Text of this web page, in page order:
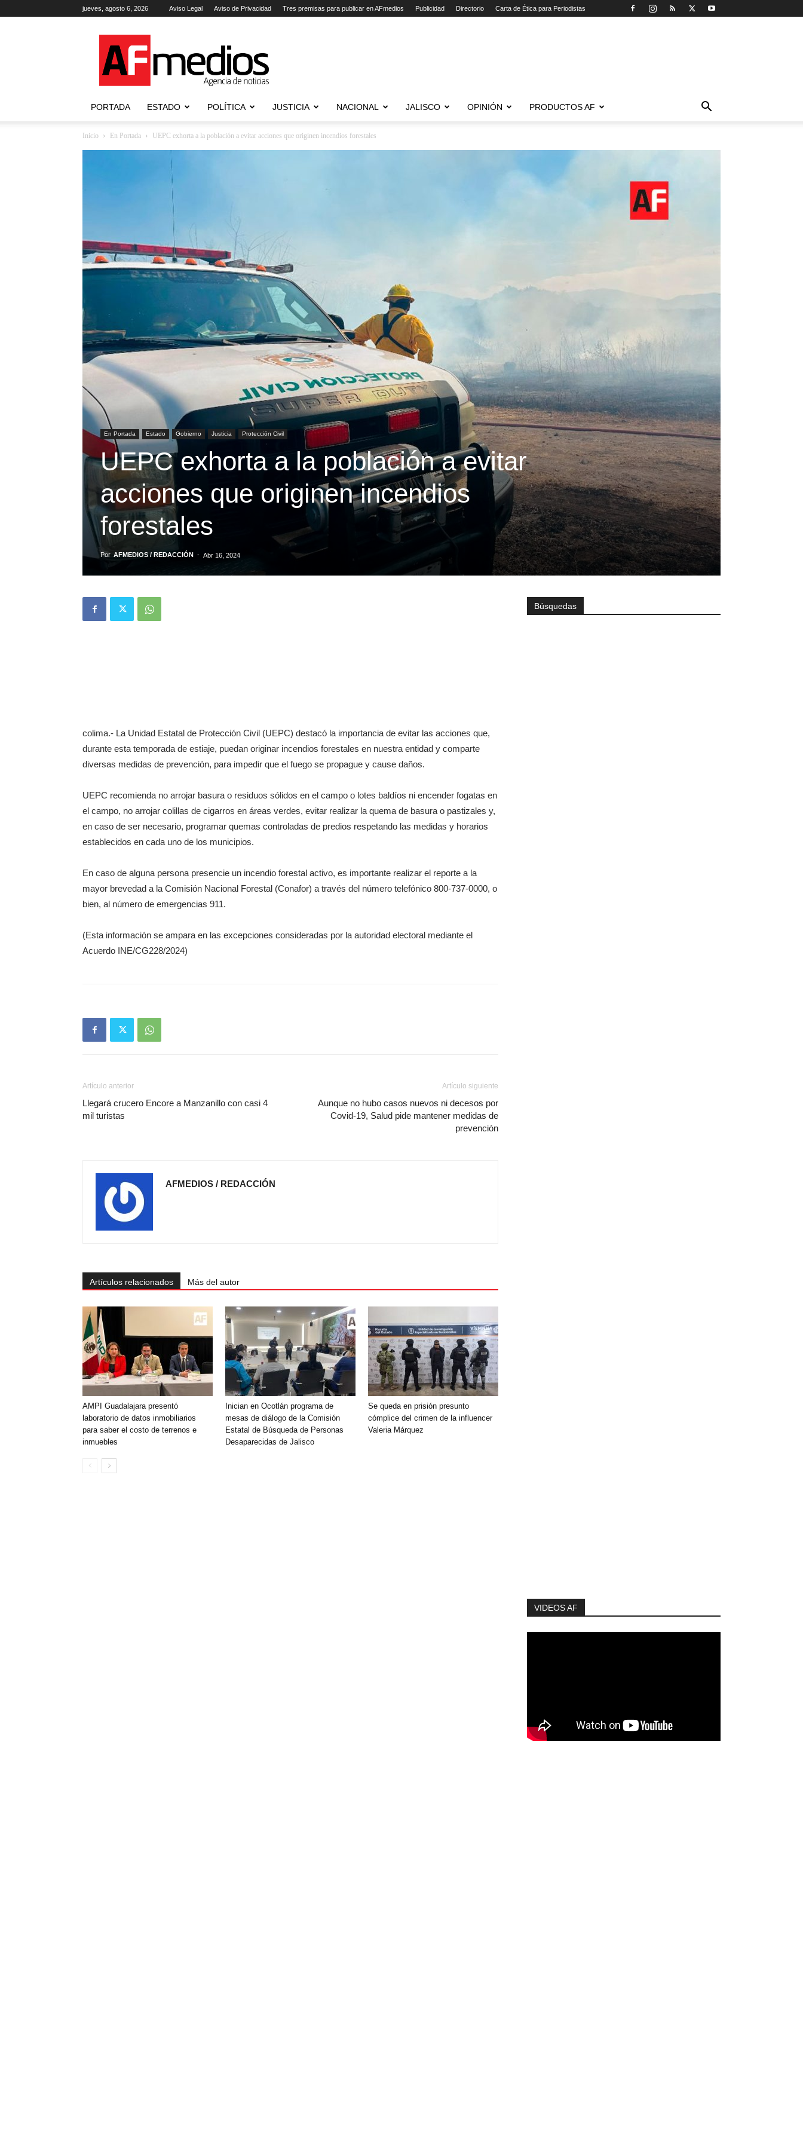
jueves, agosto 6, 2026 Aviso Legal Aviso de Privacidad Tres premisas para publicar en AFmedios Publicidad Directorio Carta de Ética para Periodistas
Agencia
de
Noticias
PORTADA ESTADO POLÍTICA JUSTICIA NACIONAL JALISCO OPINIÓN PRODUCTOS AF
Inicio En Portada UEPC exhorta a la población a evitar acciones que originen incendios forestales
En Portada Estado Gobierno Justicia Protección Civil
UEPC exhorta a la población a evitar
acciones que originen incendios
forestales
Por AFMEDIOS / REDACCIÓN - Abr 16, 2024
colima.- La Unidad Estatal de Protección Civil (UEPC) destacó la importancia de evitar las acciones que,
durante esta temporada de estiaje, puedan originar incendios forestales en nuestra entidad y comparte
diversas medidas de prevención, para impedir que el fuego se propague y cause daños.
UEPC recomienda no arrojar basura o residuos sólidos en el campo o lotes baldíos ni encender fogatas en
el campo, no arrojar colillas de cigarros en áreas verdes, evitar realizar la quema de basura o pastizales y,
en caso de ser necesario, programar quemas controladas de predios respetando las medidas y horarios
establecidos en cada uno de los municipios.
En caso de alguna persona presencie un incendio forestal activo, es importante realizar el reporte a la
mayor brevedad a la Comisión Nacional Forestal (Conafor) a través del número telefónico 800-737-0000, o
bien, al número de emergencias 911.
(Esta información se ampara en las excepciones consideradas por la autoridad electoral mediante el
Acuerdo INE/CG228/2024)
Artículo anterior
Llegará crucero Encore a Manzanillo con casi 4
mil turistas
Artículo siguiente
Aunque no hubo casos nuevos ni decesos por
Covid-19, Salud pide mantener medidas de
prevención
AFMEDIOS / REDACCIÓN
Artículos relacionados Más del autor
AMPI Guadalajara presentó
laboratorio de datos inmobiliarios
para saber el costo de terrenos e
inmuebles
Inician en Ocotlán programa de
mesas de diálogo de la Comisión
Estatal de Búsqueda de Personas
Desaparecidas de Jalisco
Se queda en prisión presunto
cómplice del crimen de la influencer
Valeria Márquez
Búsquedas
VIDEOS AF